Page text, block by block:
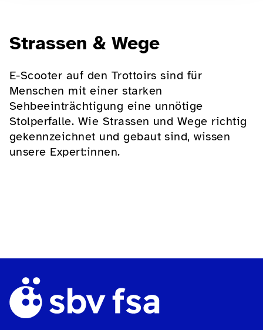
Strassen & Wege
E-Scooter auf den Trottoirs sind für
Menschen mit einer starken
Sehbeeinträchtigung eine unnötige
Stolperfalle. Wie Strassen und Wege richtig
gekennzeichnet und gebaut sind, wissen
unsere Expert:innen.